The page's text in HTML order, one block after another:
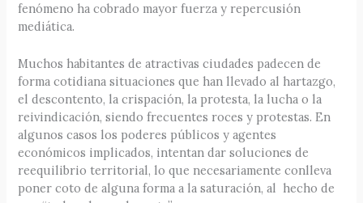
fenómeno ha cobrado mayor fuerza y repercusión
mediática.
Muchos habitantes de atractivas ciudades padecen de
forma cotidiana situaciones que han llevado al hartazgo,
el descontento, la crispación, la protesta, la lucha o la
reivindicación, siendo frecuentes roces y protestas. En
algunos casos los poderes públicos y agentes
económicos implicados, intentan dar soluciones de
reequilibrio territorial, lo que necesariamente conlleva
poner coto de alguna forma a la saturación, al hecho de